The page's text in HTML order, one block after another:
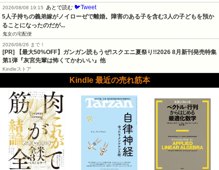
2026/08/08 19:15
あとで読む 🐦Tweet
5人子持ちの義弟嫁がノイローゼで離婚。障害のある子を含む3人の子どもを預か
ることになったのだが...
鬼女の宅配便
2026/08/26 まで！
[PR] 【最大50%OFF】ガンガン読もうぜ!スクエニ夏祭り!!2026 8月新刊発売特集
第1弾『灰宮先輩は怖くてかわいい』他
Kindleストア
Kindle 最近の売れ筋本